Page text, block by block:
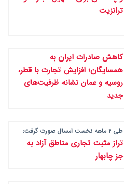
ترانزیت
کاهش صادرات ایران به
همسایگان؛ افزایش تجارت با قطر،
روسیه و عمان نشانه ظرفیت‌های
جدید
طی ۲ ماهه نخست امسال صورت گرفت؛
تراز مثبت تجاری مناطق آزاد به
جز چابهار